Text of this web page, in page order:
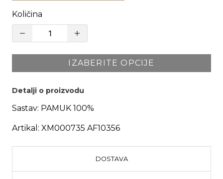
Količina
IZABERITE OPCIJE
Detalji o proizvodu
Sastav: PAMUK 100%
Artikal: XM000735 AF10356
DOSTAVA